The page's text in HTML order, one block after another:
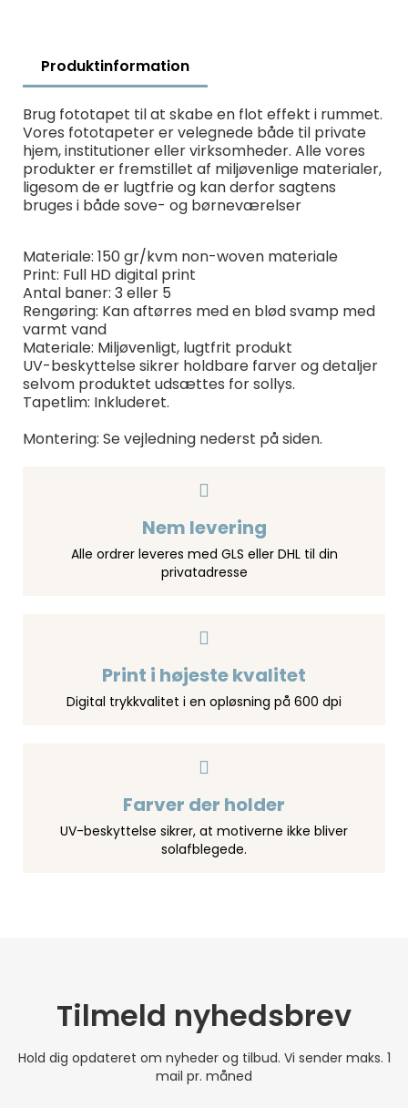
Produktinformation
Brug fototapet til at skabe en flot effekt i rummet.
Vores fototapeter er velegnede både til private
hjem, institutioner eller virksomheder. Alle vores
produkter er fremstillet af miljøvenlige materialer,
ligesom de er lugtfrie og kan derfor sagtens
bruges i både sove- og børneværelser
Materiale: 150 gr/kvm non-woven materiale
Print: Full HD digital print
Antal baner: 3 eller 5
Rengøring: Kan aftørres med en blød svamp med
varmt vand
Materiale: Miljøvenligt, lugtfrit produkt
UV-beskyttelse sikrer holdbare farver og detaljer
selvom produktet udsættes for sollys.
Tapetlim: Inkluderet.
Montering: Se vejledning nederst på siden.
Nem levering
Alle ordrer leveres med GLS eller DHL til din
privatadresse
Print i højeste kvalitet
Digital trykkvalitet i en opløsning på 600 dpi
Farver der holder
UV-beskyttelse sikrer, at motiverne ikke bliver
solafblegede.
Tilmeld nyhedsbrev
Hold dig opdateret om nyheder og tilbud. Vi sender maks. 1
mail pr. måned